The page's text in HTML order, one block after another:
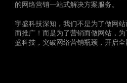
的网络营销一站式解决方案服务。
宇盛科技深知，我们不是为了做网
而推广！而是为了营销而做网站，
盛科技，突破网络营销瓶颈，开启全